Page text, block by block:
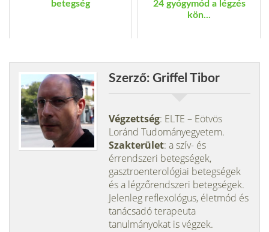
betegség
24 gyógymód a légzés
kön...
Szerző: Griffel Tibor
Végzettség: ELTE – Eötvös
Loránd Tudományegyetem.
Szakterület: a szív- és
érrendszeri betegségek,
gasztroenterológiai betegségek
és a légzőrendszeri betegségek.
Jelenleg reflexológus, életmód és
tanácsadó terapeuta
tanulmányokat is végzek.